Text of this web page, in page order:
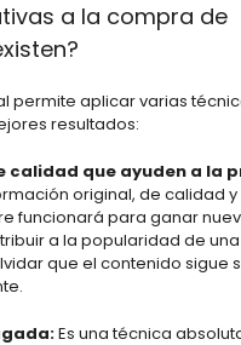
a la compra de
permite aplicar varias
resultados:
calidad que ayuden a la
original, de calidad
funcionará para ganar
a la popularidad de
que el contenido sigue
Es una técnica